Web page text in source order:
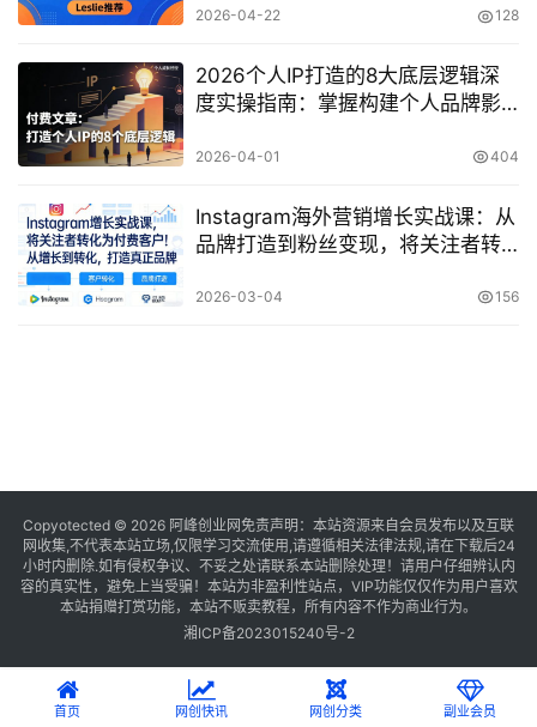
2026-04-22 128
2026个人IP打造的8大底层逻辑深
度实操指南：掌握构建个人品牌影
2026-04-01 404
Instagram海外营销增长实战课：从
品牌打造到粉丝变现，将关注者转
2026-03-04 156
Copyotected © 2026 阿峰创业网 免责声明：本站资源来自会员发布以及互联
网收集,不代表本站立场,仅限学习交流使用,请遵循相关法律法规,请在下载后24
小时内删除.如有侵权争议、不妥之处请联系本站删除处理！请用户仔细辨认内
容的真实性，避免上当受骗！本站为非盈利性站点，VIP功能仅仅作为用户喜欢
本站捐赠打赏功能，本站不贩卖教程，所有内容不作为商业行为。
湘ICP备2023015240号-2
首页 网创快讯 网创分类 副业会员